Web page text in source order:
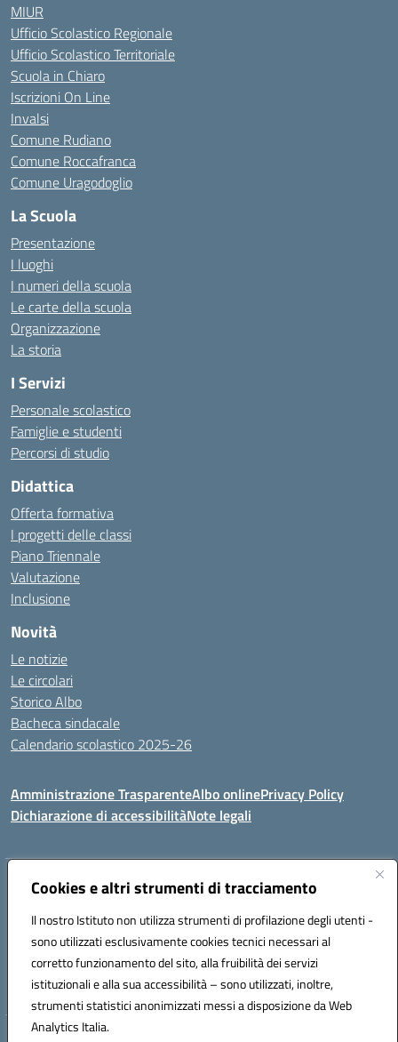
Cookies e altri strumenti di tracciamento
Il nostro Istituto non utilizza strumenti di profilazione degli utenti -
sono utilizzati esclusivamente cookies tecnici necessari al
corretto funzionamento del sito, alla fruibilità dei servizi
istituzionali e alla sua accessibilità – sono utilizzati, inoltre,
strumenti statistici anonimizzati messi a disposizione da Web
Analytics Italia.
MIUR
Ufficio Scolastico Regionale
Ufficio Scolastico Territoriale
Scuola in Chiaro
Iscrizioni On Line
Invalsi
Comune Rudiano
Comune Roccafranca
Comune Uragodoglio
La Scuola
Presentazione
I luoghi
I numeri della scuola
Le carte della scuola
Organizzazione
La storia
I Servizi
Personale scolastico
Famiglie e studenti
Percorsi di studio
Didattica
Offerta formativa
I progetti delle classi
Piano Triennale
Valutazione
Inclusione
Novità
Le notizie
Le circolari
Storico Albo
Bacheca sindacale
Calendario scolastico 2025-26
Amministrazione TrasparenteAlbo onlinePrivacy Policy
Dichiarazione di accessibilitàNote legali
Indirizzo:VIA A. DE GASPERI, 41 RUDIANO 25030 RUDIANO
Posta elettronica certificata (PEC):bsic86100r@pec.istruzione.it
Codice fiscale: 82002390175
Codice meccanografico: BSIC86100R